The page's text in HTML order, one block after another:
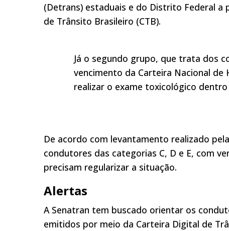
(Detrans) estaduais e do Distrito Federal
de Trânsito Brasileiro (CTB).
Já o segundo grupo, que trata dos
vencimento da Carteira Nacional de
realizar o exame toxicológico
De acordo com levantamento realizado pela
condutores das categorias C, D e E, com
precisam regularizar a situação.
Alertas
A Senatran tem buscado orientar os
emitidos por meio da Carteira Digital de